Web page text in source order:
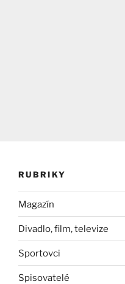
RUBRIKY
Magazín
Divadlo, film, televize
Sportovci
Spisovatelé